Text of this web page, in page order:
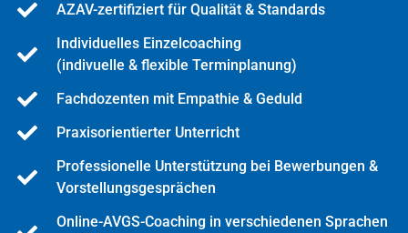
AZAV-zertifiziert für Qualität & Standards
Individuelles Einzelcoaching
(indivuelle & flexible Terminplanung)
Fachdozenten mit Empathie & Geduld
Praxisorientierter Unterricht
Professionelle Unterstützung bei Bewerbungen &
Vorstellungsgesprächen
Online-AVGS-Coaching in verschiedenen Sprachen